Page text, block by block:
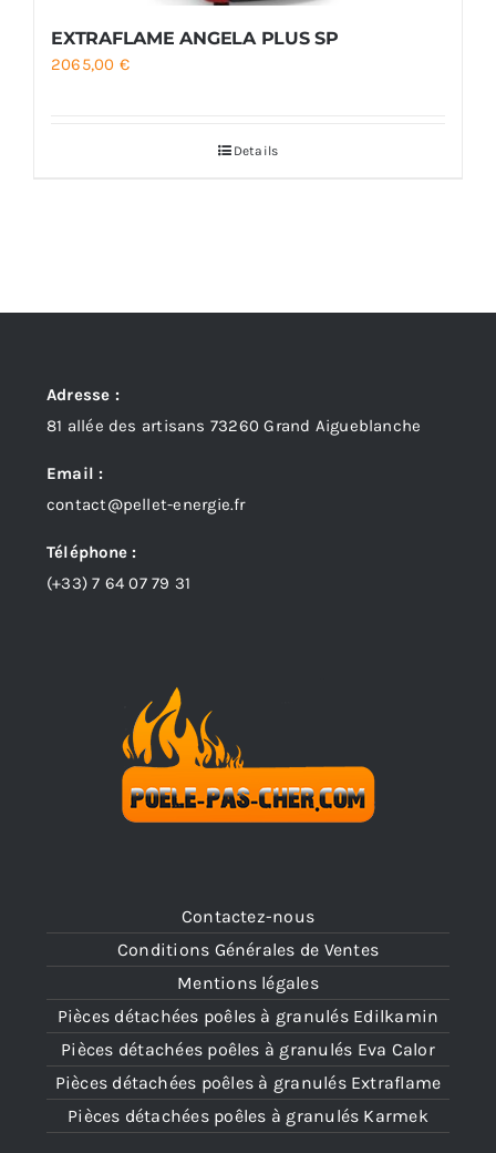
EXTRAFLAME ANGELA PLUS SP
2065,00 €
Details
Contactez-nous
Conditions Générales de Ventes
Mentions légales
Pièces détachées poêles à granulés Edilkamin
Pièces détachées poêles à granulés Eva Calor
Pièces détachées poêles à granulés Extraflame
Pièces détachées poêles à granulés Karmek
Adresse :
81 allée des artisans 73260 Grand Aigueblanche
Email :
contact@pellet-energie.fr
Téléphone :
(+33)7 64 07 79 31